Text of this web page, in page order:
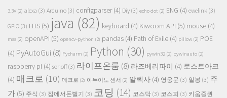
3.3V (2) alexa (3) Arduino (3) configparser(4) Diy (3) echo dot (2) ENG (4) ewelink (3)
GPIO (3) HTS (5) java (82) keyboard (4) Kiwoom API (5) mouse (4)
mss (2) openAPI (5) opencv-python (2) pandas (4) Path of Exile (4) pillow (2) POE
(4) PyAutoGui(8) Pycharm (2) Python (30) pywin32 (2) pywinauto (2)
raspberry pi (4) sonoff(3) 라이프온룸 (8) 라즈베리파이 (4) 로스트아크
(4) 매크로 (10) 메크로 (2) 아두이노 센서 (2) 알렉사 (4) 영웅문 (3) 일봉 (3) 주
가 (5) 주식 (3) 집에서돈벌기 (3) 코딩 (14) 코스닥 (3) 코스피 (3) 키움증권